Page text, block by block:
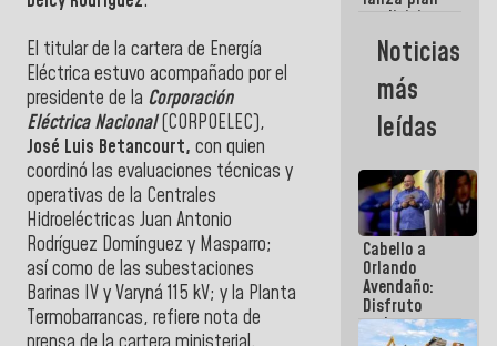
El titular de la cartera de Energía
Eléctrica estuvo acompañado por el
presidente de la Corporación
Eléctrica Nacional(CORPOELEC),
José Luis Betancourt, con quien
coordinó las evaluaciones técnicas y
operativas de la Centrales
Hidroeléctricas Juan Antonio
Rodríguez Domínguez y Masparro;
así como de las subestaciones
Barinas IV y Varyná 115 kV; y la Planta
Termobarrancas, refiere nota de
crediticio
con subsidio
a Juntas de
Condominio
Noticias
más
leídas
Cabello a
Orlando
Avendaño:
Disfruto
cada vez